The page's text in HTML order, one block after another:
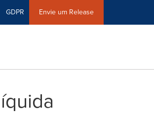
GDPR Envie um Release